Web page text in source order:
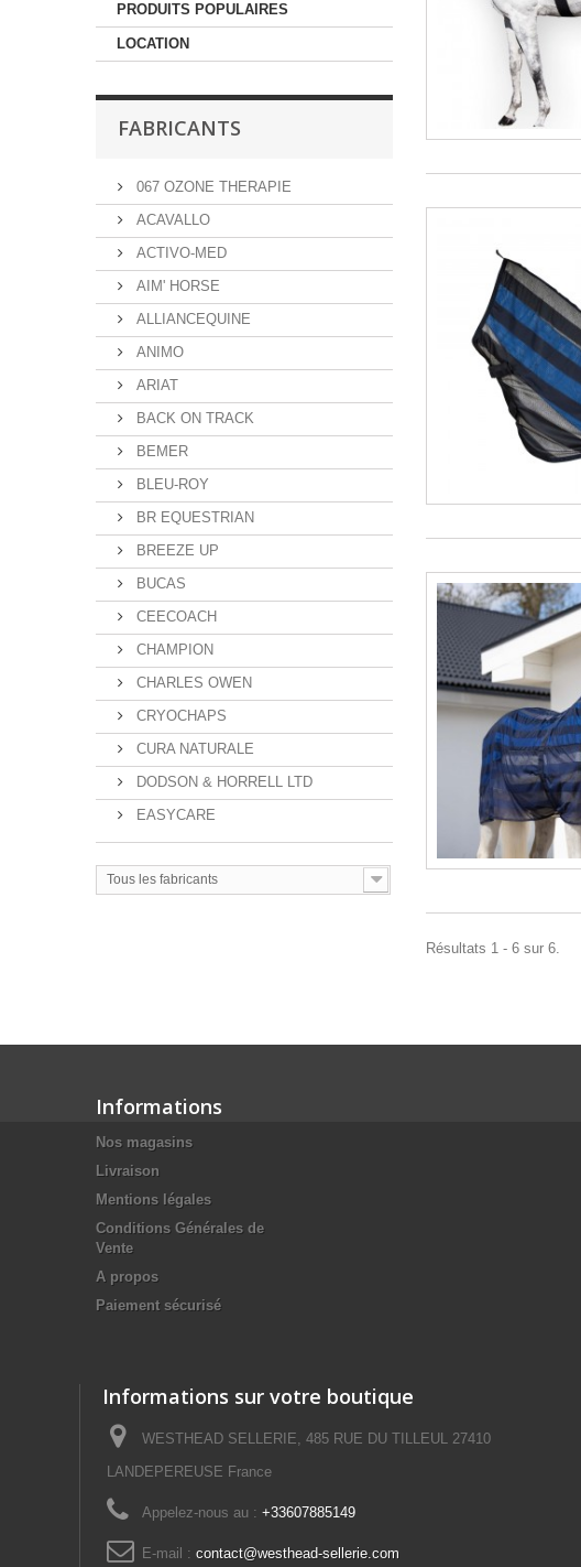
PRODUITS POPULAIRES
LOCATION
FABRICANTS
067 OZONE THERAPIE
ACAVALLO
ACTIVO-MED
AIM' HORSE
ALLIANCEQUINE
ANIMO
ARIAT
BACK ON TRACK
BEMER
BLEU-ROY
BR EQUESTRIAN
BREEZE UP
BUCAS
CEECOACH
CHAMPION
CHARLES OWEN
CRYOCHAPS
CURA NATURALE
DODSON & HORRELL LTD
EASYCARE
Tous les fabricants
Résultats 1 - 6 sur 6.
Informations
Nos magasins
Livraison
Mentions légales
Conditions Générales de
Vente
A propos
Paiement sécurisé
Informations sur votre boutique
WESTHEAD SELLERIE, 485 RUE DU TILLEUL 27410
LANDEPEREUSE France
Appelez-nous au : +33607885149
E-mail : contact@westhead-sellerie.com